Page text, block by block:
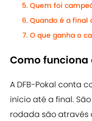
Quem foi
Quando é a final
O que ganha o
Como funciona
A DFB-Pokal conta
início até a final.
rodada são através